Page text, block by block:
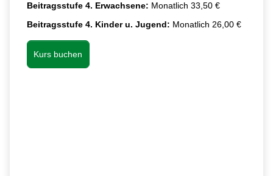
Beitragsstufe 4. Erwachsene: Monatlich 33,50 €
Beitragsstufe 4. Kinder u. Jugend: Monatlich 26,00 €
Kurs buchen